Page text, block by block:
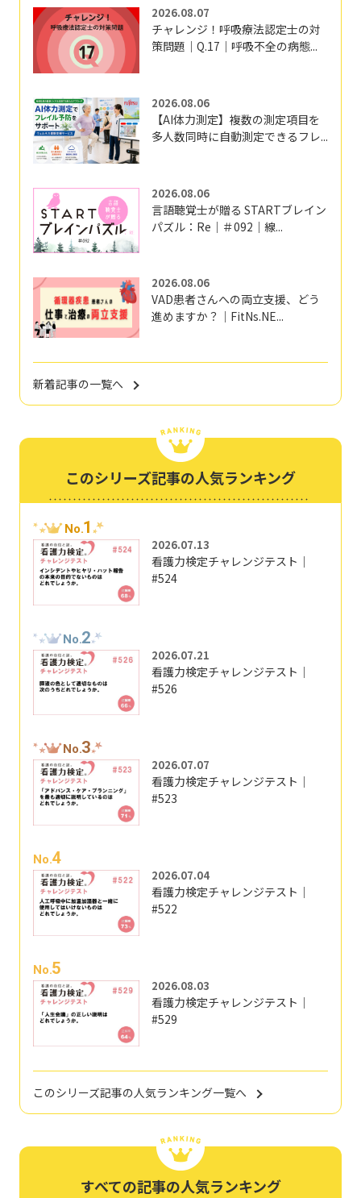
2026.08.07
チャレンジ！呼吸療法認定士の対
策問題｜Q.17｜呼吸不全の病態...
2026.08.06
【AI体力測定】複数の測定項目を
多人数同時に自動測定できるフレ...
2026.08.06
言語聴覚士が贈る STARTブレイン
パズル：Re｜＃092｜線...
2026.08.06
VAD患者さんへの両立支援、どう
進めますか？｜FitNs.NE...
新着記事の一覧へ
このシリーズ記事の人気ランキング
No.1
2026.07.13
看護力検定チャレンジテスト｜
#524
No.2
2026.07.21
看護力検定チャレンジテスト｜
#526
No.3
2026.07.07
看護力検定チャレンジテスト｜
#523
No.4
2026.07.04
看護力検定チャレンジテスト｜
#522
No.5
2026.08.03
看護力検定チャレンジテスト｜
#529
このシリーズ記事の人気ランキング一覧へ
すべての記事の人気ランキング